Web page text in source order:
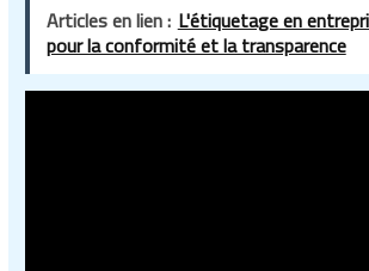
Articles en lien : L'étiquetage en
pour la conformité et la transparence